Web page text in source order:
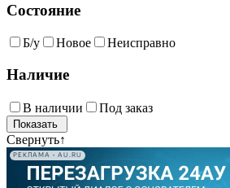
Состояние
Б/у Новое Неисправно
Наличие
В наличии Под заказ
Свернуть↑
РЕКЛАМА • AU.RU